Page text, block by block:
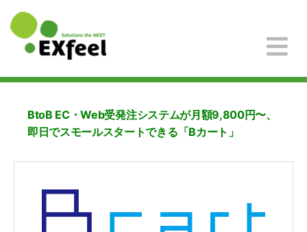
BtoB EC・Web受発注システムが月額9,800円〜、
即日でスモールスタートできる「Bカート」